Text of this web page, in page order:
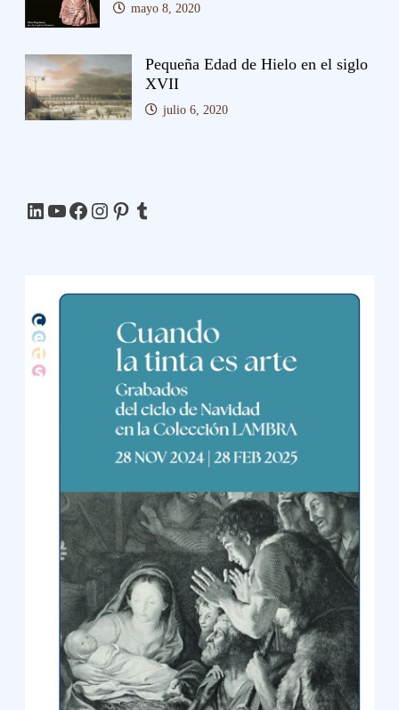
mayo 8, 2020
Pequeña Edad de Hielo en el siglo
XVII
julio 6, 2020
LinkedIn
YouTube
Facebook
Instagram
Pinterest
Tumblr